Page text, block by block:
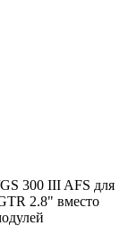
300 III AFS для
2.8" вместо